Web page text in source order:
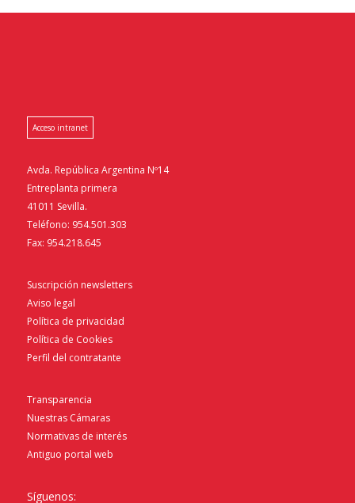
Acceso intranet
Avda. República Argentina Nº14
Entreplanta primera
41011 Sevilla.
Teléfono: 954.501.303
Fax: 954.218.645
Suscripción newsletters
Aviso legal
Política de privacidad
Política de Cookies
Perfil del contratante
Transparencia
Nuestras Cámaras
Normativas de interés
Antiguo portal web
Síguenos: